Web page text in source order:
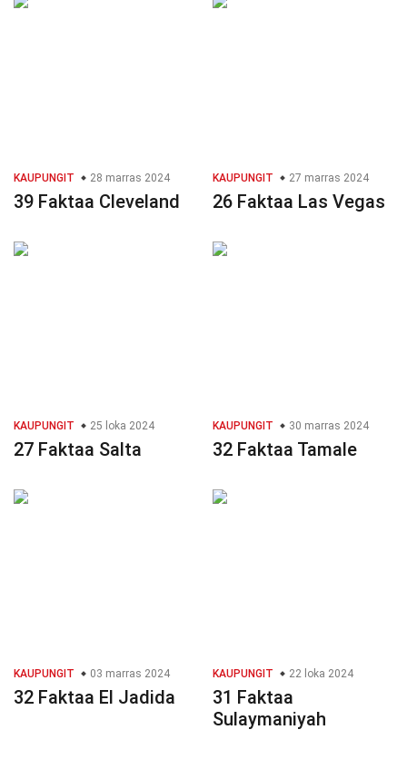
KAUPUNGIT 28 marras 2024
39 Faktaa Cleveland
KAUPUNGIT 27 marras 2024
26 Faktaa Las Vegas
KAUPUNGIT 25 loka 2024
27 Faktaa Salta
KAUPUNGIT 30 marras 2024
32 Faktaa Tamale
KAUPUNGIT 03 marras 2024
32 Faktaa El Jadida
KAUPUNGIT 22 loka 2024
31 Faktaa
Sulaymaniyah